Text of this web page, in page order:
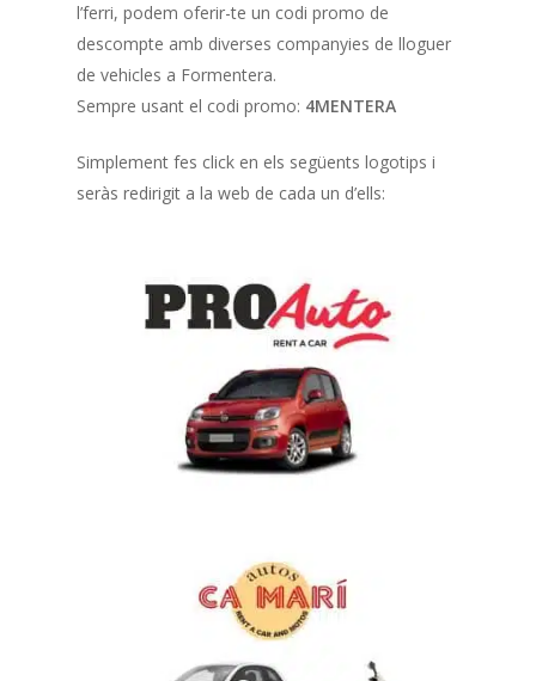
l’ferri, podem oferir-te un codi promo de
descompte amb diverses companyies de lloguer
de vehicles a Formentera.
Sempre usant el codi promo: 4MENTERA
Simplement fes click en els següents logotips i
seràs redirigit a la web de cada un d’ells: